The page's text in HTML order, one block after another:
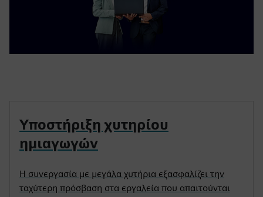
Υποστήριξη χυτηρίου
ημιαγωγών
Η συνεργασία με μεγάλα χυτήρια εξασφαλίζει την
ταχύτερη πρόσβαση στα εργαλεία που απαιτούνται